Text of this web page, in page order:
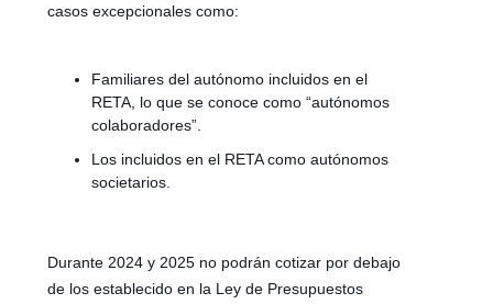
casos excepcionales como:
Familiares del autónomo incluidos en el
RETA, lo que se conoce como “autónomos
colaboradores”.
Los incluidos en el RETA como autónomos
societarios.
Durante 2024 y 2025 no podrán cotizar por debajo
de los establecido en la Ley de Presupuestos